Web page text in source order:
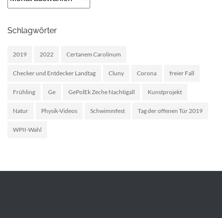
Schlagwörter
2019 2022 Certanem Carolinum
Checker und Entdecker Landtag Cluny Corona freier Fall
Frühling Ge GePolEk Zeche Nachtigall Kunstprojekt
Natur Physik-Videos Schwimmfest Tag der offenen Tür 2019
WPII-Wahl